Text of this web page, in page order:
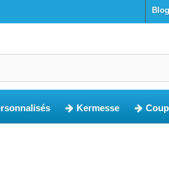
blog
Kermesse